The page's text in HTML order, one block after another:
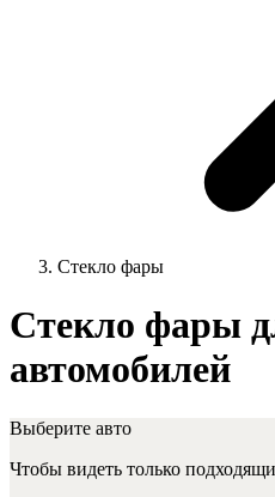
Стекло фары
Стекло фары
автомобилей
Выберите авто
Чтобы видеть только